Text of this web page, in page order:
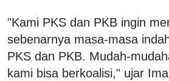
"Kami PKS dan PKB ingin
sebenarnya masa-masa
PKS dan PKB. Mudah-
kami bisa berkoalisi," ujar